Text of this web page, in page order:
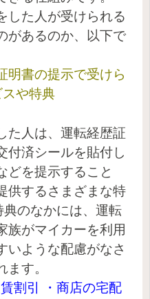
した人が受けられる
があるのか、以下で
明書の提示で受けら
や特典
た人は、運転経歴証
付済シールを貼付し
どを提示すること
供するさまざまな特
典のなかには、運転
族がマイカーを利用
いような配慮がなさ
す。
割引 ・商店の宅配